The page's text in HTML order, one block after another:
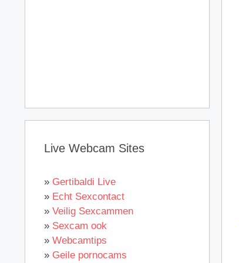
Live Webcam Sites
» Gertibaldi Live
» Echt Sexcontact
» Veilig Sexcammen
» Sexcam ook
» Webcamtips
» Geile pornocams